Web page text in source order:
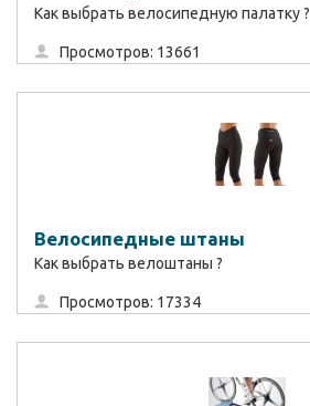
Как выбрать велосипедную палатку ?
Просмотров: 13661
Велосипедные штаны
Как выбрать велоштаны ?
Просмотров: 17334